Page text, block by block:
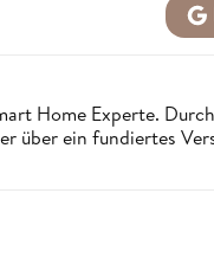
Home Experte.
über ein fundiertes